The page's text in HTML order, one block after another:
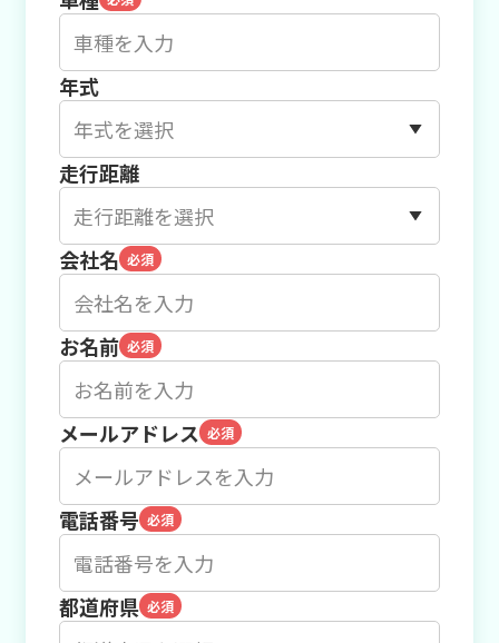
年式
走行距離
会社名 必須
お名前 必須
メールアドレス 必須
電話番号 必須
都道府県 必須